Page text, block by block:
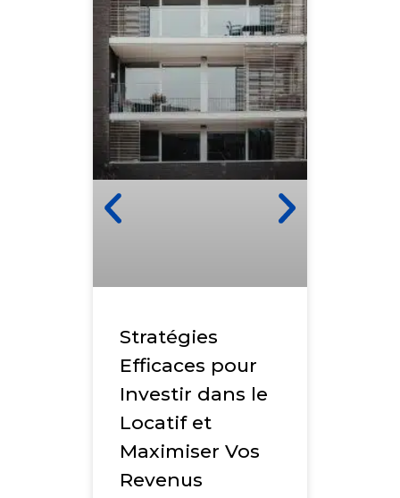
Stratégies
Efficaces pour
Investir dans le
Locatif et
Maximiser Vos
Revenus